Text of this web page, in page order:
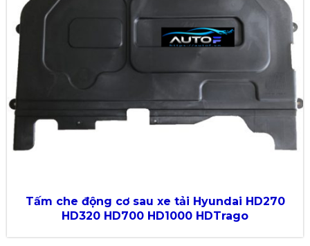
Tấm che động cơ sau xe tải Hyundai HD270
HD320 HD700 HD1000 HDTrago